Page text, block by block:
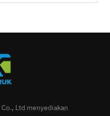
Ltd menyediakan